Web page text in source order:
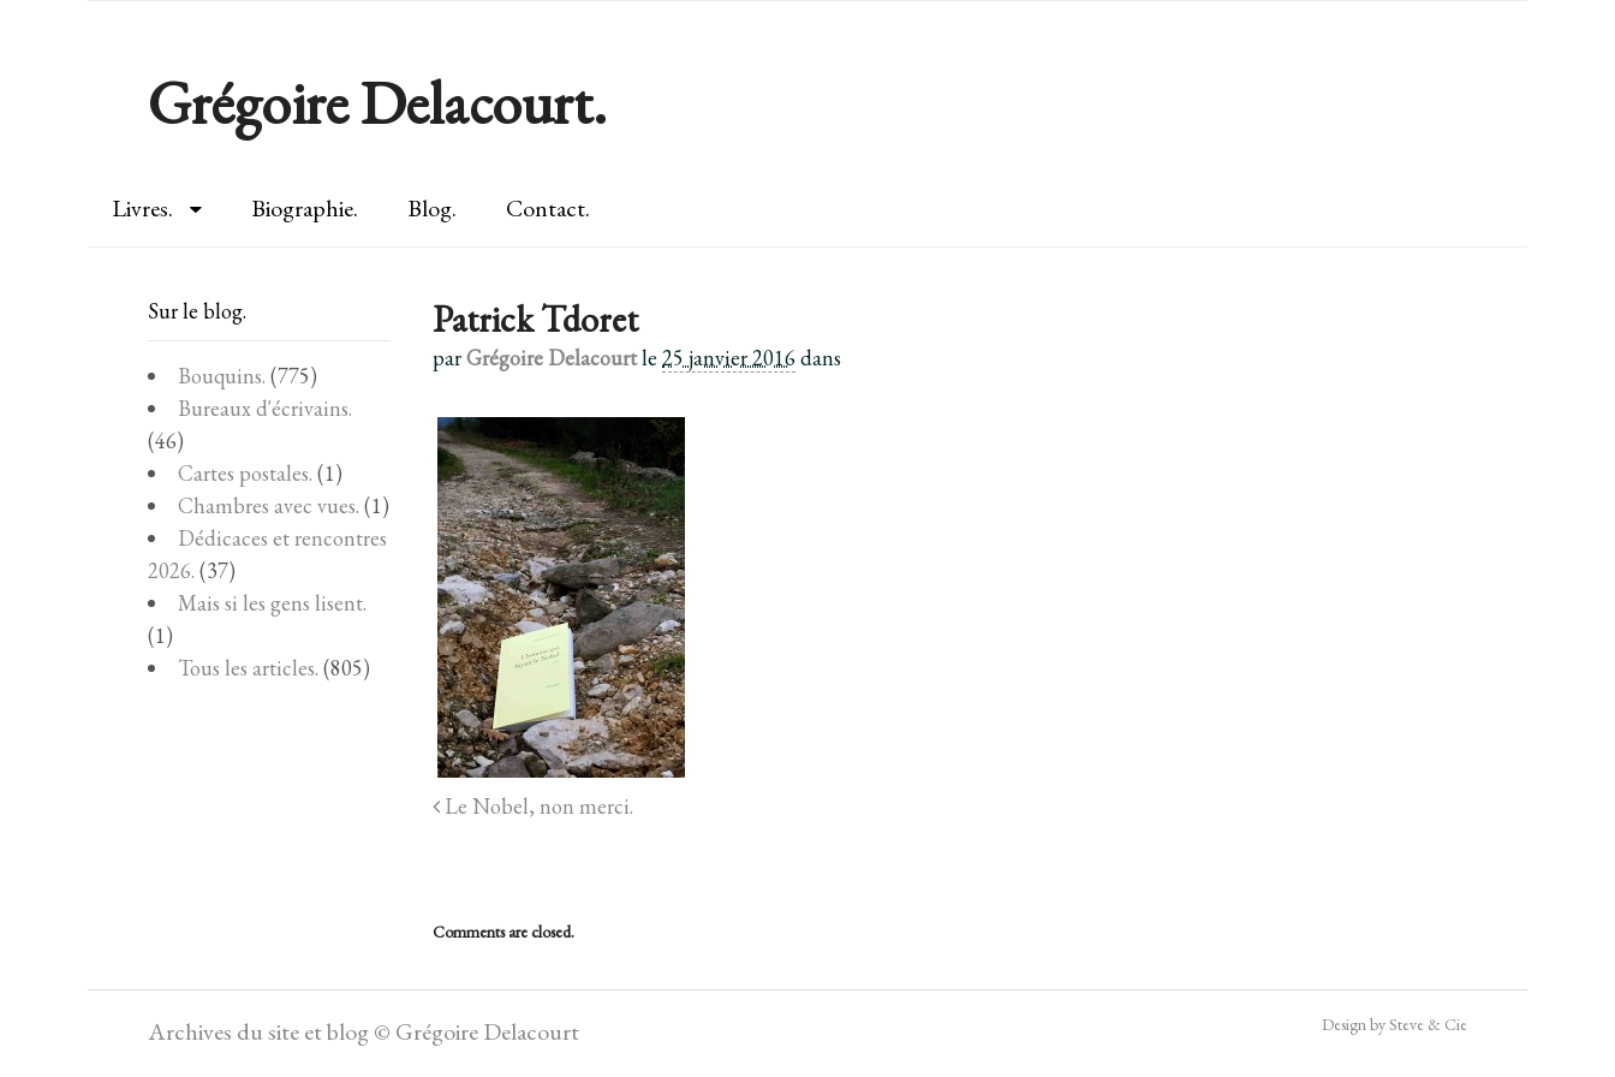
Grégoire Delacourt.
Livres. Biographie. Blog. Contact.
Patrick Tdoret
parGrégoire Delacourtle 25 janvier 2016dans
Le Nobel, non merci.
Comments are closed.
Sur le blog.
Bouquins. (775)
Bureaux d'écrivains.
(46)
Cartes postales. (1)
Chambres avec vues. (1)
Dédicaces et rencontres
2026. (37)
Mais si les gens lisent.
(1)
Tous les articles. (805)
Archives du site et blog © Grégoire Delacourt Design by Steve & Cie